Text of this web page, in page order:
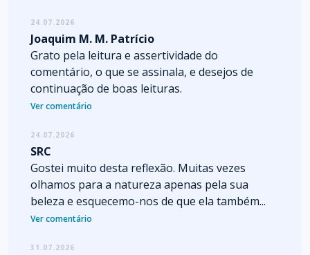
24.07.2026
Joaquim M. M. Patrício
Grato pela leitura e assertividade do
comentário, o que se assinala, e desejos de
continuação de boas leituras.
Ver comentário
24.07.2026
SRC
Gostei muito desta reflexão. Muitas vezes
olhamos para a natureza apenas pela sua
beleza e esquecemo-nos de que ela também...
Ver comentário
31.07.2026